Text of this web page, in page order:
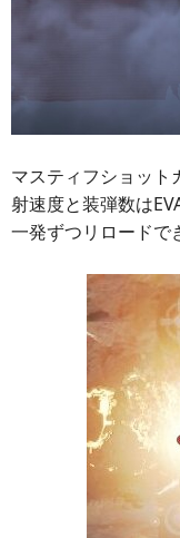
マスティフショット
射速度と装弾数は
一発ずつリロードで